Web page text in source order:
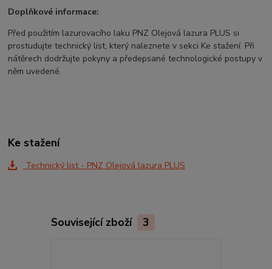
Doplňkové informace:
Před použitím lazurovacího laku PNZ Olejová lazura PLUS si
prostudujte technický list, který naleznete v sekci Ke stažení. Při
nátěrech dodržujte pokyny a předepsané technologické postupy v
něm uvedené.
Ke stažení
Technický list - PNZ Olejová lazura PLUS
Související zboží 3